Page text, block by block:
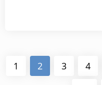
1 2 3 4